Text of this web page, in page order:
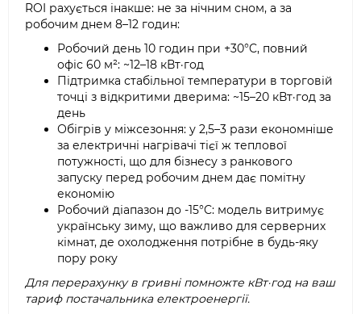
ROI рахується інакше: не за нічним сном, а за
робочим днем 8–12 годин:
Робочий день 10 годин при +30°C, повний
офіс 60 м²: ~12–18 кВт·год
Підтримка стабільної температури в торговій
точці з відкритими дверима: ~15–20 кВт·год за
день
Обігрів у міжсезоння: у 2,5–3 рази економніше
за електричні нагрівачі тієї ж теплової
потужності, що для бізнесу з ранкового
запуску перед робочим днем дає помітну
економію
Робочий діапазон до -15°C: модель витримує
українську зиму, що важливо для серверних
кімнат, де охолодження потрібне в будь-яку
пору року
Для перерахунку в гривні помножте кВт·год на ваш
тариф постачальника електроенергії.